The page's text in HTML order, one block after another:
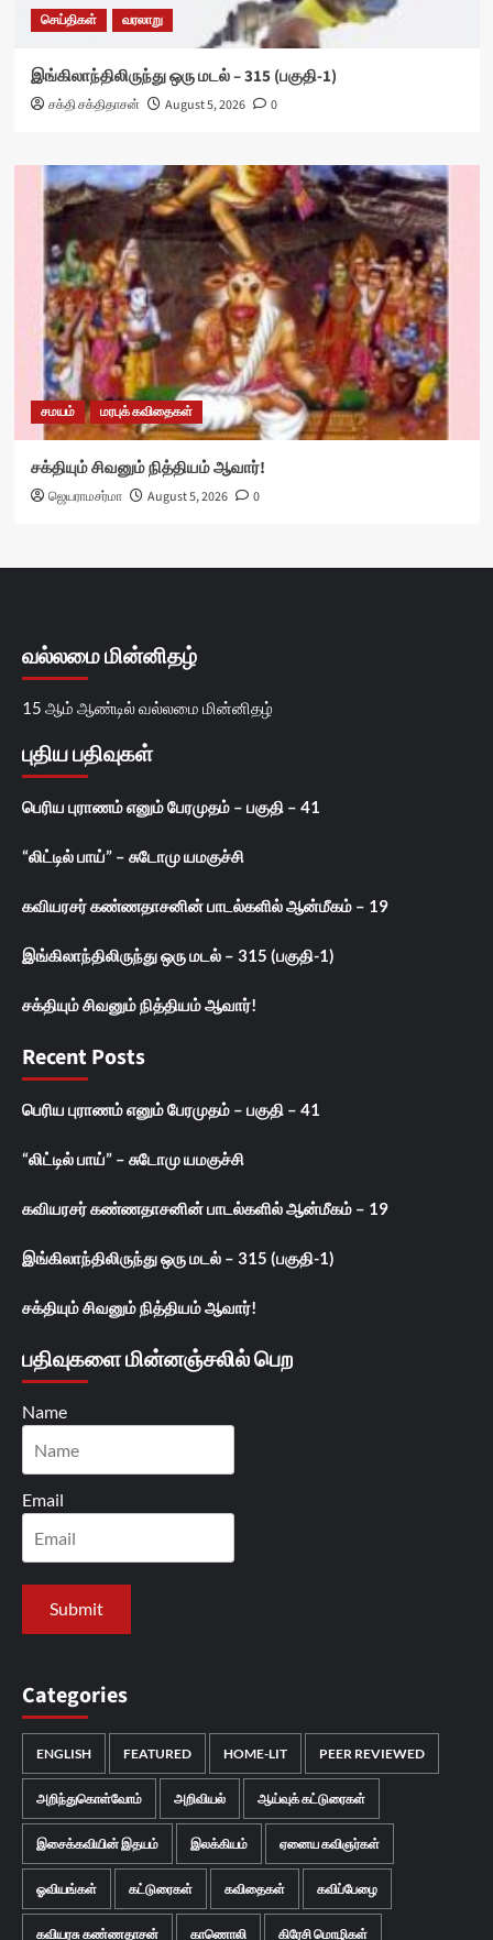
செய்திகள் வரலாறு
இங்கிலாந்திலிருந்து ஒரு மடல் – 315 (பகுதி-1)
சக்தி சக்திதாசன் August 5, 2026 0
சமயம் மரபுக் கவிதைகள்
சக்தியும் சிவனும் நித்தியம் ஆவார்!
ஜெயராமசர்மா August 5, 2026 0
வல்லமை மின்னிதழ்
15 ஆம் ஆண்டில் வல்லமை மின்னிதழ்
புதிய பதிவுகள்
பெரிய புராணம் எனும் பேரமுதம் – பகுதி – 41
“லிட்டில் பாய்” – சுடோமு யமகுச்சி
கவியரசர் கண்ணதாசனின் பாடல்களில் ஆன்மீகம் – 19
இங்கிலாந்திலிருந்து ஒரு மடல் – 315 (பகுதி-1)
சக்தியும் சிவனும் நித்தியம் ஆவார்!
Recent Posts
பெரிய புராணம் எனும் பேரமுதம் – பகுதி – 41
“லிட்டில் பாய்” – சுடோமு யமகுச்சி
கவியரசர் கண்ணதாசனின் பாடல்களில் ஆன்மீகம் – 19
இங்கிலாந்திலிருந்து ஒரு மடல் – 315 (பகுதி-1)
சக்தியும் சிவனும் நித்தியம் ஆவார்!
பதிவுகளை மின்னஞ்சலில் பெற
Name
Email
Categories
ENGLISH FEATURED HOME-LIT PEER REVIEWED
அறிந்துகொள்வோம் அறிவியல் ஆய்வுக் கட்டுரைகள்
இசைக்கவியின் இதயம் இலக்கியம் ஏனைய கவிஞர்கள்
ஓவியங்கள் கட்டுரைகள் கவிதைகள் கவிப்பேழை
கவியரசு கண்ணதாசன் காணொலி கிரேசி மொழிகள்